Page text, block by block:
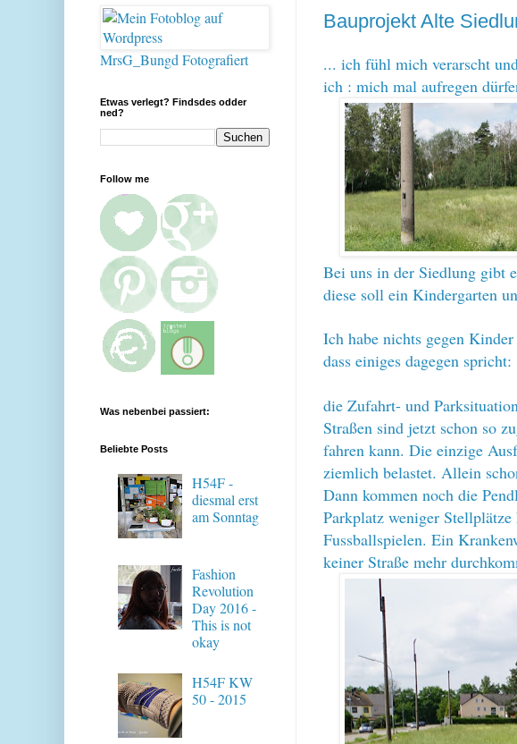
Bauprojekt Alte
... ich fühl mich verarscht
ich : mich mal aufregen
Bei uns in der Siedlung gibt
diese soll ein Kindergarten
Ich habe nichts gegen
dass einiges dagegen spricht:
die Zufahrt- und
Straßen sind jetzt schon so
fahren kann. Die einzige
ziemlich belastet. Allein
Dann kommen noch die
Parkplatz weniger
Fussballspielen. Ein
keiner Straße mehr
MrsG_Bungd Fotografiert
Etwas verlegt? Findsdes odder
ned?
Follow me
Was nebenbei passiert:
Beliebte Posts
H54F -
diesmal erst
am Sonntag
Fashion
Revolution
Day 2016 -
This is not
okay
H54F KW
50 - 2015